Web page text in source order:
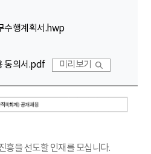
수행계획서.hwp
동의서.pdf 미리보기
흥을 선도할 인재를 모십니다.